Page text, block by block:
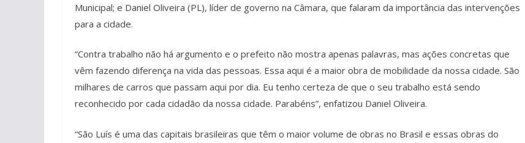
Municipal; e Daniel Oliveira (PL), líder de governo na Câmara, que falaram da importância das intervenções
para a cidade.
“Contra trabalho não há argumento e o prefeito não mostra apenas palavras, mas ações concretas que
vêm fazendo diferença na vida das pessoas. Essa aqui é a maior obra de mobilidade da nossa cidade. São
milhares de carros que passam aqui por dia. Eu tenho certeza de que o seu trabalho está sendo
reconhecido por cada cidadão da nossa cidade. Parabéns”, enfatizou Daniel Oliveira.
“São Luís é uma das capitais brasileiras que têm o maior volume de obras no Brasil e essas obras do